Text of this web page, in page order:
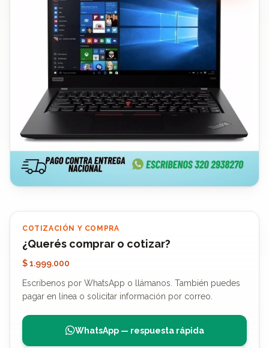
COTIZACIÓN Y COMPRA
¿Querés comprar o cotizar?
$ 1.999.000
Escríbenos por WhatsApp o llámanos. También puedes
pagar en línea o solicitar información por correo.
WhatsApp — respuesta rápida